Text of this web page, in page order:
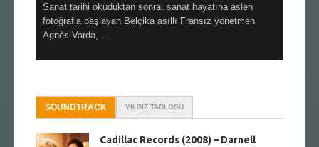
Sanat tarihi okuduktan sonra, sanat hayatına aslen
fotoğrafla başlayan Belçika asıllı Fransız yönetmen
Agnès Varda, ...
SOUNDTRACK YILDIZ TABLOSU
Cadillac Records (2008) – Darnell